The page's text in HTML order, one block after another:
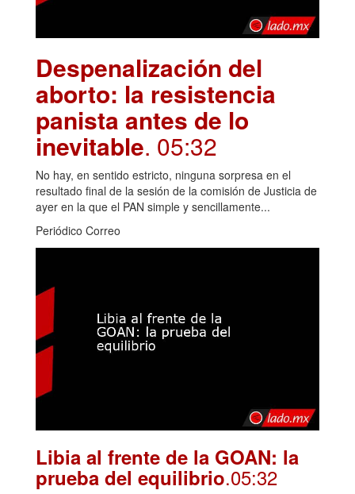
Despenalización del
aborto: la resistencia
panista antes de lo
inevitable. 05:32
No hay, en sentido estricto, ninguna sorpresa en el
resultado final de la sesión de la comisión de Justicia de
ayer en la que el PAN simple y sencillamente...
Periódico Correo
Libia al frente de la GOAN: la
prueba del equilibrio.05:32